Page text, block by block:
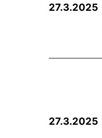
27.3.2025
27.3.2025